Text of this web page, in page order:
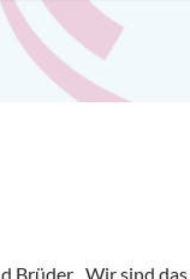
Brüder, „Wir sind